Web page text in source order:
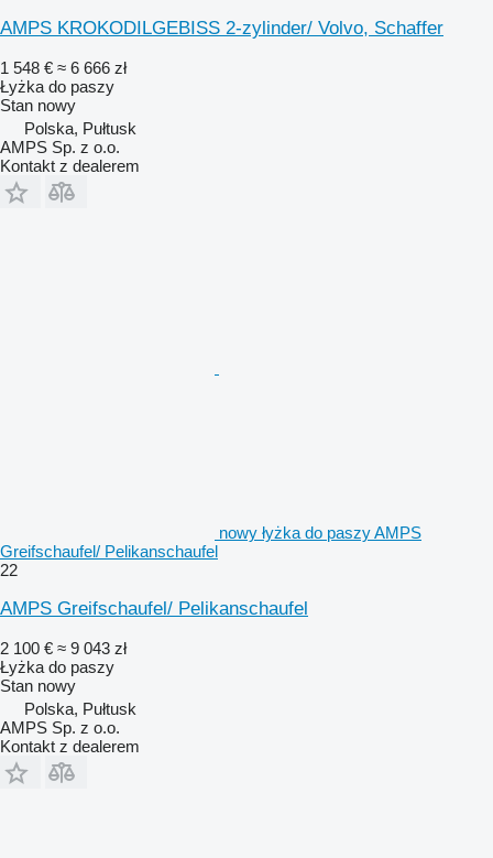
AMPS KROKODILGEBISS 2-zylinder/ Volvo, Schaffer
1 548 € ≈ 6 666 zł
Łyżka do paszy
Stan nowy
Polska, Pułtusk
AMPS Sp. z o.o.
Kontakt z dealerem
nowy łyżka do paszy AMPS
Greifschaufel/ Pelikanschaufel
22
AMPS Greifschaufel/ Pelikanschaufel
2 100 € ≈ 9 043 zł
Łyżka do paszy
Stan nowy
Polska, Pułtusk
AMPS Sp. z o.o.
Kontakt z dealerem